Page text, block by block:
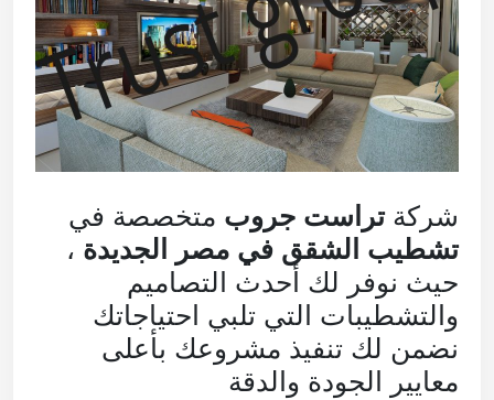
شركةتراست جروب متخصصة في
تشطيب الشقق في مصر الجديدة ،
حيث نوفر لك أحدث التصاميم
والتشطيبات التي تلبي احتياجاتك
نضمن لك تنفيذ مشروعك بأعلى
معايير الجودة والدقة